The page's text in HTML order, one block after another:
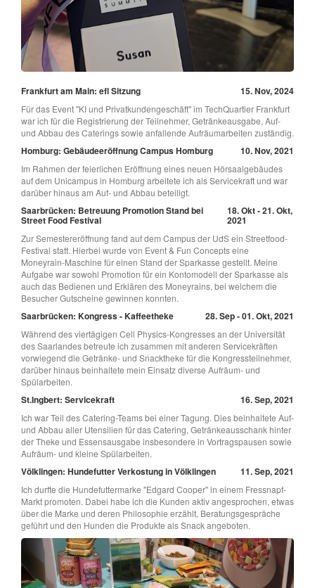
Frankfurt am Main: efl Sitzung 15. Nov, 2024
Für das Event "KI und Privatkundengeschäft" im TechQuartier Frankfurt
war ich für die Registrierung der Teilnehmer, Getränkeausgabe, Auf-
und Abbau des Caterings sowie anfallende Aufräumarbeiten zuständig.
Homburg: Gebäudeeröffnung Campus Homburg 10. Nov, 2021
Im Rahmen der feierlichen Eröffnung eines neuen Hörsaalgebäudes
auf dem Unicampus in Homburg arbeitete ich als Servicekraft und war
darüber hinaus am Auf- und Abbau beteiligt.
Saarbrücken: Betreuung Promotion Stand bei
Street Food Festival
18. Okt - 21. Okt,
2021
Zur Semestereröffnung fand auf dem Campus der UdS ein Streetfood-
Festival statt. Hierbei wurde von Event & Fun Concepts eine
Moneyrain-Maschine für einen Stand der Sparkasse gestellt. Meine
Aufgabe war sowohl Promotion für ein Kontomodell der Sparkasse als
auch das Bedienen und Erklären des Moneyrains, bei welchem die
Besucher Gutscheine gewinnen konnten.
Saarbrücken: Kongress - Kaffeetheke 28. Sep - 01. Okt, 2021
Während des viertägigen Cell Physics-Kongresses an der Universität
des Saarlandes betreute ich zusammen mit anderen Servicekräften
vorwiegend die Getränke- und Snacktheke für die Kongressteilnehmer,
darüber hinaus beinhaltete mein Einsatz diverse Aufräum- und
Spülarbeiten.
St.Ingbert: Servicekraft 16. Sep, 2021
Ich war Teil des Catering-Teams bei einer Tagung. Dies beinhaltete Auf-
und Abbau aller Utensilien für das Catering, Getränkeausschank hinter
der Theke und Essensausgabe insbesondere in Vortragspausen sowie
Aufräum- und kleine Spülarbeiten.
Völklingen: Hundefutter Verkostung in Völklingen 11. Sep, 2021
Ich durfte die Hundefuttermarke "Edgard Cooper" in einem Fressnapf-
Markt promoten. Dabei habe ich die Kunden aktiv angesprochen, etwas
über die Marke und deren Philosophie erzählt, Beratungsgespräche
geführt und den Hunden die Produkte als Snack angeboten.